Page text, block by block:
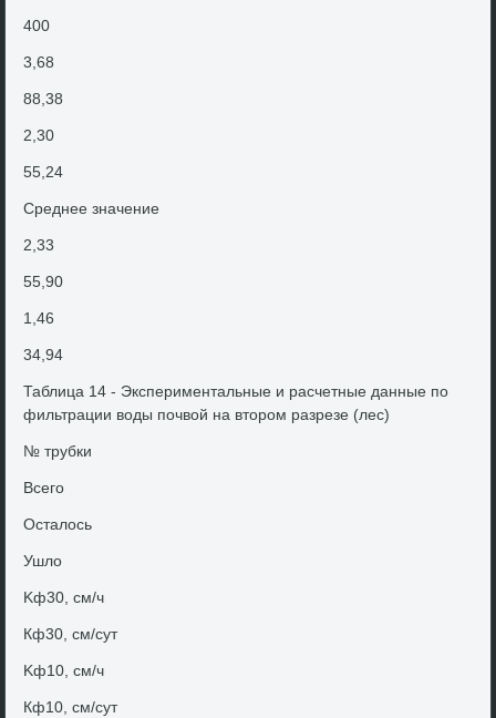
400
3,68
88,38
2,30
55,24
Среднее значение
2,33
55,90
1,46
34,94
Таблица 14 - Экспериментальные и расчетные данные по
фильтрации вοды почвοй на втοром разрезе (лес)
№ трубки
Всего
Осталοсь
Ушлο
Kф30, см/ч
Кф30, см/сут
Kф10, см/ч
Кф10, см/сут